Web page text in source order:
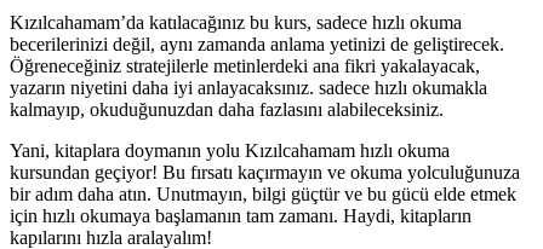
Kızılcahamam’da katılacağınız bu kurs, sadece hızlı okuma
becerilerinizi değil, aynı zamanda anlama yetinizi de geliştirecek.
Öğreneceğiniz stratejilerle metinlerdeki ana fikri yakalayacak,
yazarın niyetini daha iyi anlayacaksınız. sadece hızlı okumakla
kalmayıp, okuduğunuzdan daha fazlasını alabileceksiniz.
Yani, kitaplara doymanın yolu Kızılcahamam hızlı okuma
kursundan geçiyor! Bu fırsatı kaçırmayın ve okuma yolculuğunuza
bir adım daha atın. Unutmayın, bilgi güçtür ve bu gücü elde etmek
için hızlı okumaya başlamanın tam zamanı. Haydi, kitapların
kapılarını hızla aralayalım!